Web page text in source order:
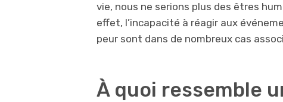
vie, nous ne serions plus des êtres
effet, l’incapacité à réagir aux
peur sont dans de nombreux cas
À quoi ressemble